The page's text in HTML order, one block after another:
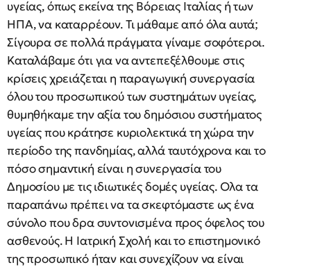
υγείας, όπως εκείνα της Βόρειας Ιταλίας ή των
ΗΠΑ, να καταρρέουν. Τι μάθαμε από όλα αυτά;
Σίγουρα σε πολλά πράγματα γίναμε σοφότεροι.
Καταλάβαμε ότι για να αντεπεξέλθουμε στις
κρίσεις χρειάζεται η παραγωγική συνεργασία
όλου του προσωπικού των συστημάτων υγείας,
θυμηθήκαμε την αξία του δημόσιου συστήματος
υγείας που κράτησε κυριολεκτικά τη χώρα την
περίοδο της πανδημίας, αλλά ταυτόχρονα και το
πόσο σημαντική είναι η συνεργασία του
Δημοσίου με τις ιδιωτικές δομές υγείας. Ολα τα
παραπάνω πρέπει να τα σκεφτόμαστε ως ένα
σύνολο που δρα συντονισμένα προς όφελος του
ασθενούς. Η Ιατρική Σχολή και το επιστημονικό
της προσωπικό ήταν και συνεχίζουν να είναι